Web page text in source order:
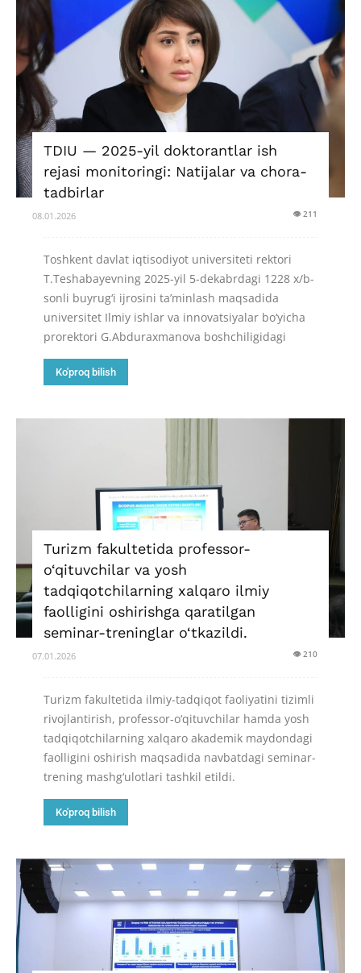
TDIU — 2025-yil doktorantlar ish
rejasi monitoringi: Natijalar va chora-
tadbirlar
08.01.2026 👁 211
Toshkent davlat iqtisodiyot universiteti rektori
T.Teshabayevning 2025-yil 5-dekabrdagi 1228 x/b-
sonli buyrug‘i ijrosini ta’minlash maqsadida
universitet Ilmiy ishlar va innovatsiyalar bo‘yicha
prorektori G.Abduraxmanova boshchiligidagi
Ko'proq bilish
Turizm fakultetida professor-
o‘qituvchilar va yosh
tadqiqotchilarning xalqaro ilmiy
faolligini oshirishga qaratilgan
seminar-treninglar o‘tkazildi.
07.01.2026 👁 210
Turizm fakultetida ilmiy-tadqiqot faoliyatini tizimli
rivojlantirish, professor-o‘qituvchilar hamda yosh
tadqiqotchilarning xalqaro akademik maydondagi
faolligini oshirish maqsadida navbatdagi seminar-
trening mashg‘ulotlari tashkil etildi.
Ko'proq bilish